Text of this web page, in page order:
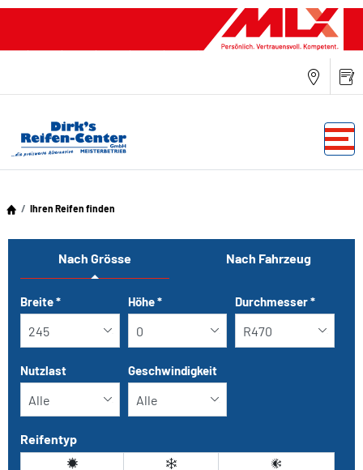
Ihren Reifen finden
Nach Grösse Nach Fahrzeug
Tab updated: Nach Grösse
Breite* Höhe* Durchmesser*
Nutzlast Geschwindigkeit
Reifentyp